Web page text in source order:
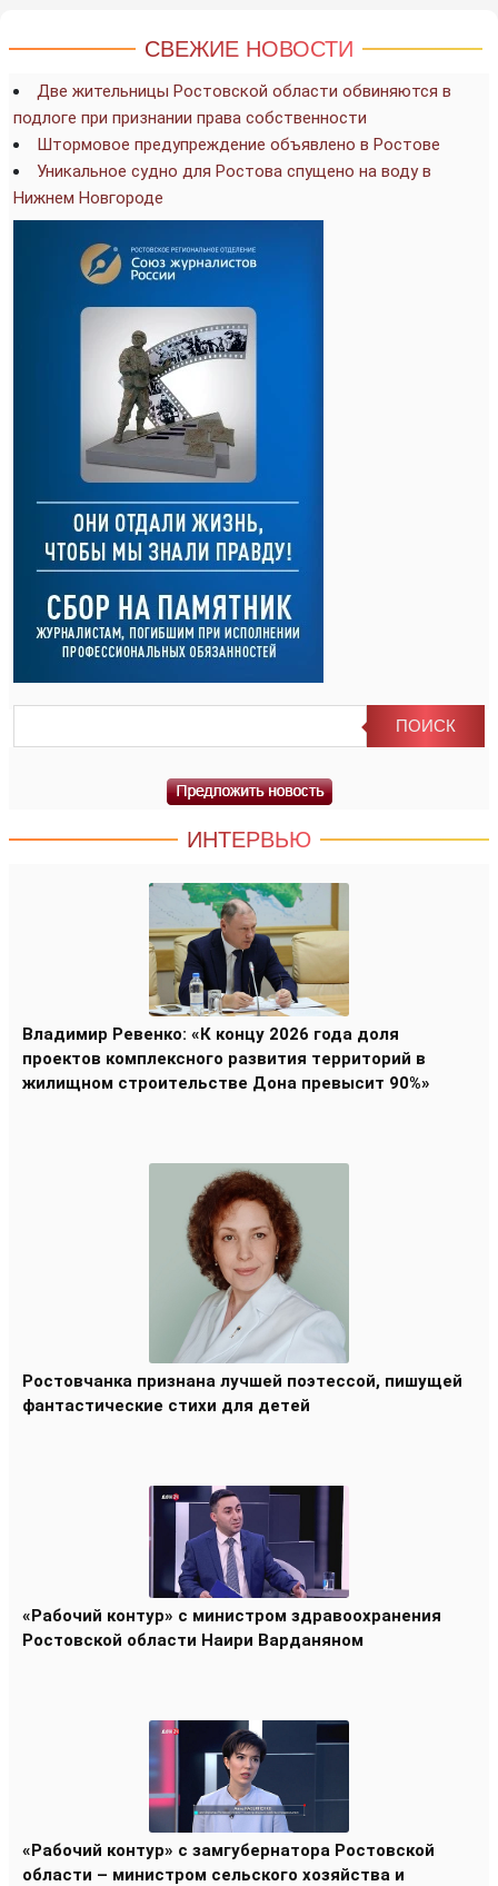
СВЕЖИЕ НОВОСТИ
Две жительницы Ростовской области обвиняются в
подлоге при признании права собственности
Штормовое предупреждение объявлено в Ростове
Уникальное судно для Ростова спущено на воду в
Нижнем Новгороде
ИНТЕРВЬЮ
Владимир Ревенко: «К концу 2026 года доля
проектов комплексного развития территорий в
жилищном строительстве Дона превысит 90%»
Ростовчанка признана лучшей поэтессой, пишущей
фантастические стихи для детей
«Рабочий контур» с министром здравоохранения
Ростовской области Наири Варданяном
«Рабочий контур» с замгубернатора Ростовской
области – министром сельского хозяйства и